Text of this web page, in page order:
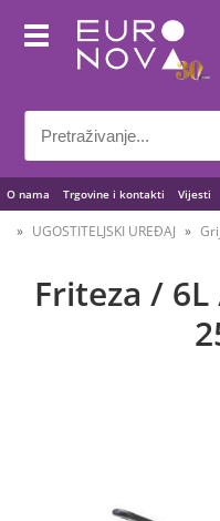
O nama Trgovine i kontakti Vijesti
UGOSTITELJSKI UREĐAJ
Friteza /